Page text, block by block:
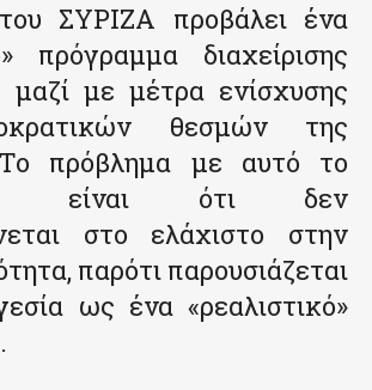
ΣΥΡΙΖΑ προβάλει ένα
πρόγραμμα διαχείρισης
μαζί με μέτρα ενίσχυσης
θεσμών της
πρόβλημα με αυτό το
είναι ότι δεν
στο ελάχιστο στην
παρότι παρουσιάζεται
ως ένα «ρεαλιστικό»